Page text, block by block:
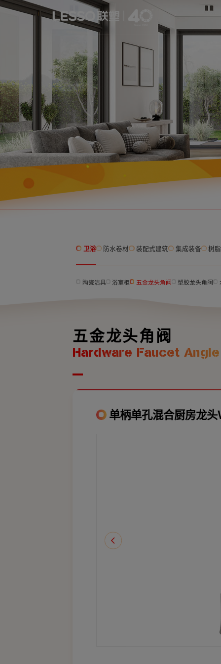
卫浴 防水卷材 装配式建筑 集成装备 树
陶瓷洁具 浴室柜 五金龙头角阀 塑胶龙头角阀
五金龙头角阀
Hardware Faucet
单柄单孔混合厨房龙